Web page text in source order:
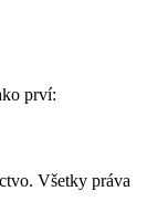
prví:
Všetky práva